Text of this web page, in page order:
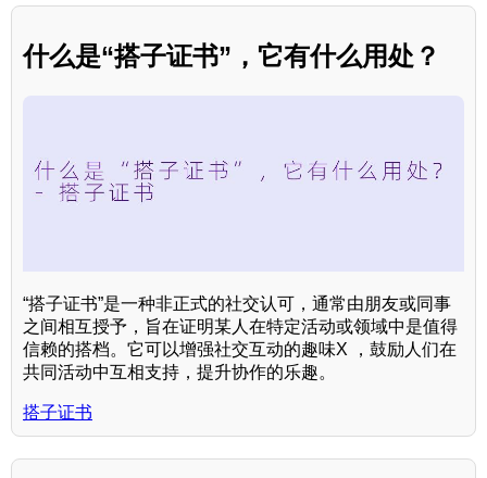
什么是“搭子证书”，它有什么用处？
“搭子证书”是一种非正式的社交认可，通常由朋友或同事
之间相互授予，旨在证明某人在特定活动或领域中是值得
信赖的搭档。它可以增强社交互动的趣味X ，鼓励人们在
共同活动中互相支持，提升协作的乐趣。
搭子证书